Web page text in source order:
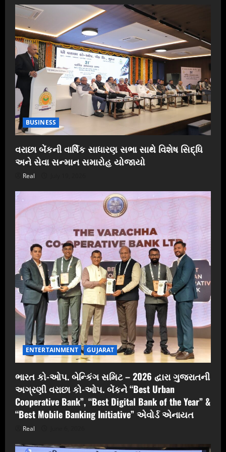
ફુટ
પહોંચી
BUSINESS
વરાછા બેંકની વાર્ષિક સાધારણ સભા સાથે વિશેષ સિદ્ધિ
અને સેવા સન્માન સમારોહ યોજાયો
Real
ENTERTAINMENT GUJARAT
ભારત કો-ઓપ. બેન્કિંગ સમિટ – 2026 દ્વારા ગુજરાતની
અગ્રણી વરાછા કો-ઓપ. બેંકને “Best Urban
Cooperative Bank”, “Best Digital Bank of the Year” &
“Best Mobile Banking Initiative” એવોર્ડ એનાયત
Real